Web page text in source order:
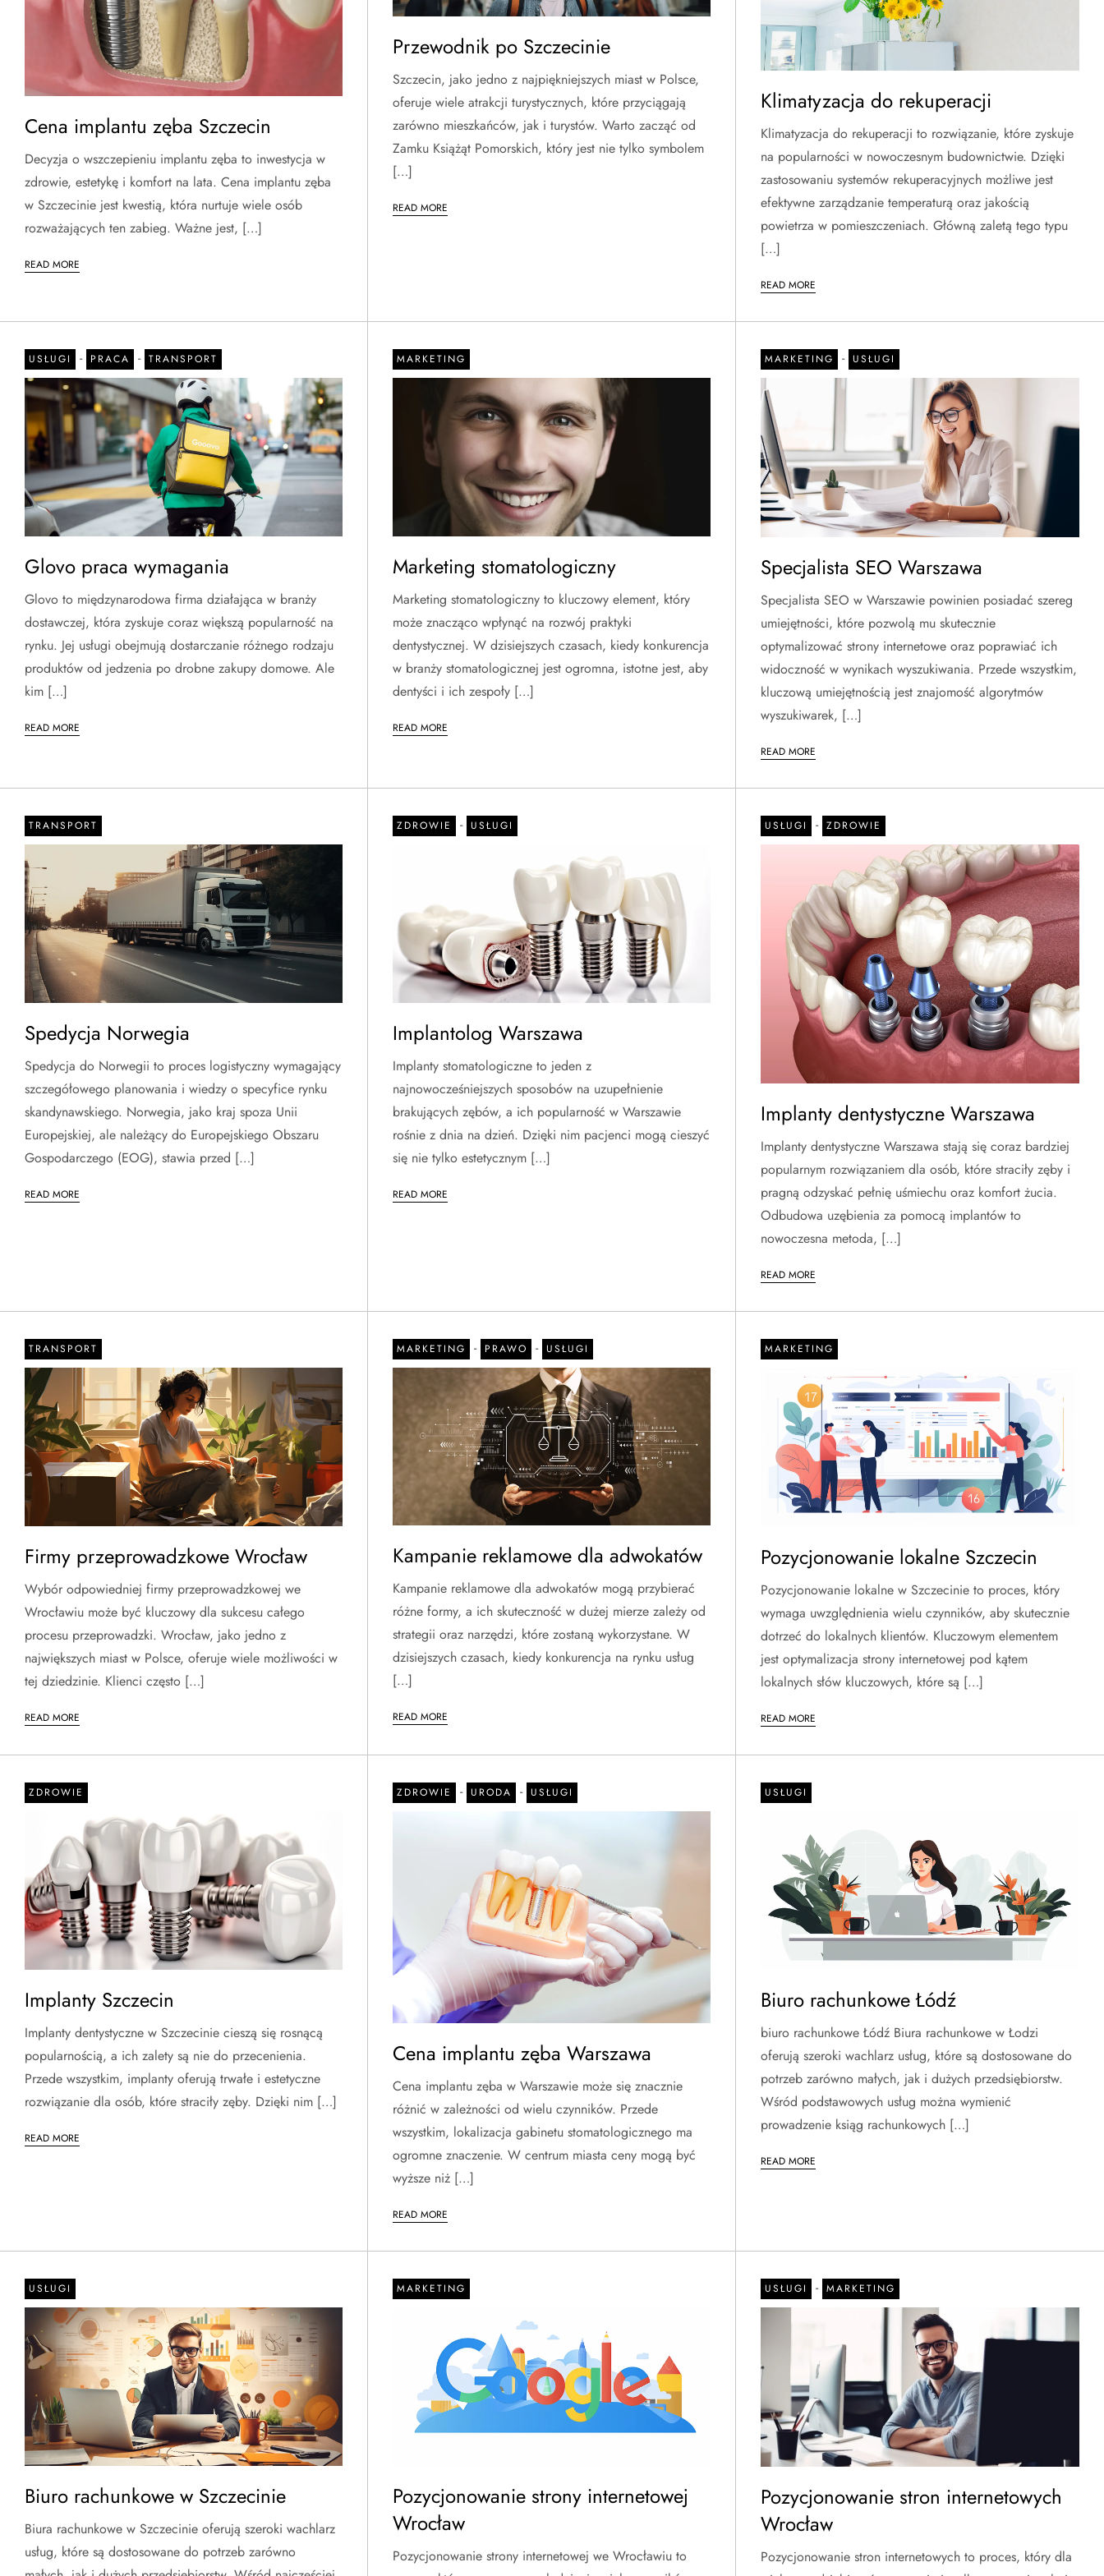
Cena implantu zęba Szczecin
Decyzja o wszczepieniu implantu zęba to inwestycja w
zdrowie, estetykę i komfort na lata. Cena implantu zęba
w Szczecinie jest kwestią, która nurtuje wiele osób
rozważających ten zabieg. Ważne jest, […]
READ MORE
Przewodnik po Szczecinie
Szczecin, jako jedno z najpiękniejszych miast w Polsce,
oferuje wiele atrakcji turystycznych, które przyciągają
zarówno mieszkańców, jak i turystów. Warto zacząć od
Zamku Książąt Pomorskich, który jest nie tylko symbolem
[…]
READ MORE
Klimatyzacja do rekuperacji
Klimatyzacja do rekuperacji to rozwiązanie, które zyskuje
na popularności w nowoczesnym budownictwie. Dzięki
zastosowaniu systemów rekuperacyjnych możliwe jest
efektywne zarządzanie temperaturą oraz jakością
powietrza w pomieszczeniach. Główną zaletą tego typu
[…]
READ MORE
USŁUGI - PRACA - TRANSPORT
Glovo praca wymagania
Glovo to międzynarodowa firma działająca w branży
dostawczej, która zyskuje coraz większą popularność na
rynku. Jej usługi obejmują dostarczanie różnego rodzaju
produktów od jedzenia po drobne zakupy domowe. Ale
kim […]
READ MORE
MARKETING
Marketing stomatologiczny
Marketing stomatologiczny to kluczowy element, który
może znacząco wpłynąć na rozwój praktyki
dentystycznej. W dzisiejszych czasach, kiedy konkurencja
w branży stomatologicznej jest ogromna, istotne jest, aby
dentyści i ich zespoły […]
READ MORE
MARKETING - USŁUGI
Specjalista SEO Warszawa
Specjalista SEO w Warszawie powinien posiadać szereg
umiejętności, które pozwolą mu skutecznie
optymalizować strony internetowe oraz poprawiać ich
widoczność w wynikach wyszukiwania. Przede wszystkim,
kluczową umiejętnością jest znajomość algorytmów
wyszukiwarek, […]
READ MORE
TRANSPORT
Spedycja Norwegia
Spedycja do Norwegii to proces logistyczny wymagający
szczegółowego planowania i wiedzy o specyfice rynku
skandynawskiego. Norwegia, jako kraj spoza Unii
Europejskiej, ale należący do Europejskiego Obszaru
Gospodarczego (EOG), stawia przed […]
READ MORE
ZDROWIE - USŁUGI
Implantolog Warszawa
Implanty stomatologiczne to jeden z
najnowocześniejszych sposobów na uzupełnienie
brakujących zębów, a ich popularność w Warszawie
rośnie z dnia na dzień. Dzięki nim pacjenci mogą cieszyć
się nie tylko estetycznym […]
READ MORE
USŁUGI - ZDROWIE
Implanty dentystyczne Warszawa
Implanty dentystyczne Warszawa stają się coraz bardziej
popularnym rozwiązaniem dla osób, które straciły zęby i
pragną odzyskać pełnię uśmiechu oraz komfort żucia.
Odbudowa uzębienia za pomocą implantów to
nowoczesna metoda, […]
READ MORE
TRANSPORT
Firmy przeprowadzkowe Wrocław
Wybór odpowiedniej firmy przeprowadzkowej we
Wrocławiu może być kluczowy dla sukcesu całego
procesu przeprowadzki. Wrocław, jako jedno z
największych miast w Polsce, oferuje wiele możliwości w
tej dziedzinie. Klienci często […]
READ MORE
MARKETING - PRAWO - USŁUGI
Kampanie reklamowe dla adwokatów
Kampanie reklamowe dla adwokatów mogą przybierać
różne formy, a ich skuteczność w dużej mierze zależy od
strategii oraz narzędzi, które zostaną wykorzystane. W
dzisiejszych czasach, kiedy konkurencja na rynku usług
[…]
READ MORE
MARKETING
Pozycjonowanie lokalne Szczecin
Pozycjonowanie lokalne w Szczecinie to proces, który
wymaga uwzględnienia wielu czynników, aby skutecznie
dotrzeć do lokalnych klientów. Kluczowym elementem
jest optymalizacja strony internetowej pod kątem
lokalnych słów kluczowych, które są […]
READ MORE
ZDROWIE
Implanty Szczecin
Implanty dentystyczne w Szczecinie cieszą się rosnącą
popularnością, a ich zalety są nie do przecenienia.
Przede wszystkim, implanty oferują trwałe i estetyczne
rozwiązanie dla osób, które straciły zęby. Dzięki nim […]
READ MORE
ZDROWIE - URODA - USŁUGI
Cena implantu zęba Warszawa
Cena implantu zęba w Warszawie może się znacznie
różnić w zależności od wielu czynników. Przede
wszystkim, lokalizacja gabinetu stomatologicznego ma
ogromne znaczenie. W centrum miasta ceny mogą być
wyższe niż […]
READ MORE
USŁUGI
Biuro rachunkowe Łódź
biuro rachunkowe Łódź Biura rachunkowe w Łodzi
oferują szeroki wachlarz usług, które są dostosowane do
potrzeb zarówno małych, jak i dużych przedsiębiorstw.
Wśród podstawowych usług można wymienić
prowadzenie ksiąg rachunkowych […]
READ MORE
USŁUGI
Biuro rachunkowe w Szczecinie
Biura rachunkowe w Szczecinie oferują szeroki wachlarz
usług, które są dostosowane do potrzeb zarówno
MARKETING
Pozycjonowanie strony internetowej
Wrocław
Pozycjonowanie strony internetowej we Wrocławiu to
USŁUGI - MARKETING
Pozycjonowanie stron internetowych
Wrocław
Pozycjonowanie stron internetowych to proces, który dla